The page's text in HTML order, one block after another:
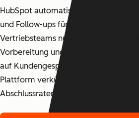
HubSpot automatisiert
und Follow-ups für schnellere Deal-
Vertriebsteams nutzen KI-gestützte
Vorbereitung und zentrale Pipeline-
auf Kundengespräche zu
Plattform verkürzt Vertriebszyklen
Abschlussraten.